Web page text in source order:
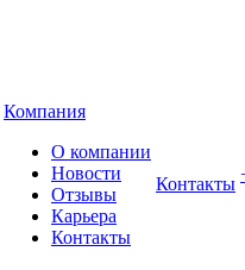
Компания
О компании
Новости
Отзывы
Карьера
Контакты
Контакты